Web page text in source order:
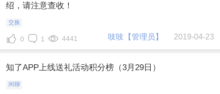
绍，请注意查收！
交换
0 1 4441 吱吱【管理员】 2019-04-23
知了APP上线送礼活动积分榜（3月29日）
闲聊